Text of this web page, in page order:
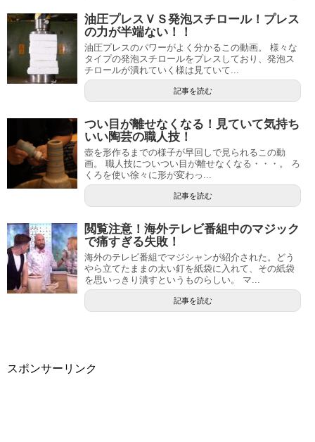
油圧プレスＶＳ発泡スチロール！プレス
の力が半端ない！！
油圧プレスのパワーがよく分かるこの動画。 様々な
タイプの発泡スチロールをプレスしており、発泡ス
チロールが潰れていく様は見ていて...
記事を読む
つい目が離せなくなる！見ていて気持ち
いい陶芸の職人技！
壺を形作るまでの様子が早回しで見られるこの動
画。 職人技についつい目が離せなくなる・・・。 ろ
くろを使い徐々に形が変わっ...
記事を読む
閲覧注意！海外テレビ番組中のマジック
で痛すぎる失敗！
海外のテレビ番組でマジシャンが紹介された。どう
やら立てたままの太い釘を紙袋に入れて、その紙袋
を思いっきり潰すというものらしい。 マ...
記事を読む
スポンサーリンク